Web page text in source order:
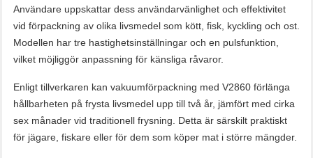
Användare uppskattar dess användarvänlighet och effektivitet
vid förpackning av olika livsmedel som kött, fisk, kyckling och ost.
Modellen har tre hastighetsinställningar och en pulsfunktion,
vilket möjliggör anpassning för känsliga råvaror.
Enligt tillverkaren kan vakuumförpackning med V2860 förlänga
hållbarheten på frysta livsmedel upp till två år, jämfört med cirka
sex månader vid traditionell frysning. Detta är särskilt praktiskt
för jägare, fiskare eller för dem som köper mat i större mängder.